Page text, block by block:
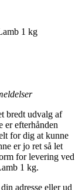
1 kg
bredt udvalg af
er efterhånden
for dig at kunne
er jo ret så let
for levering ved
1 kg.
adresse eller ud